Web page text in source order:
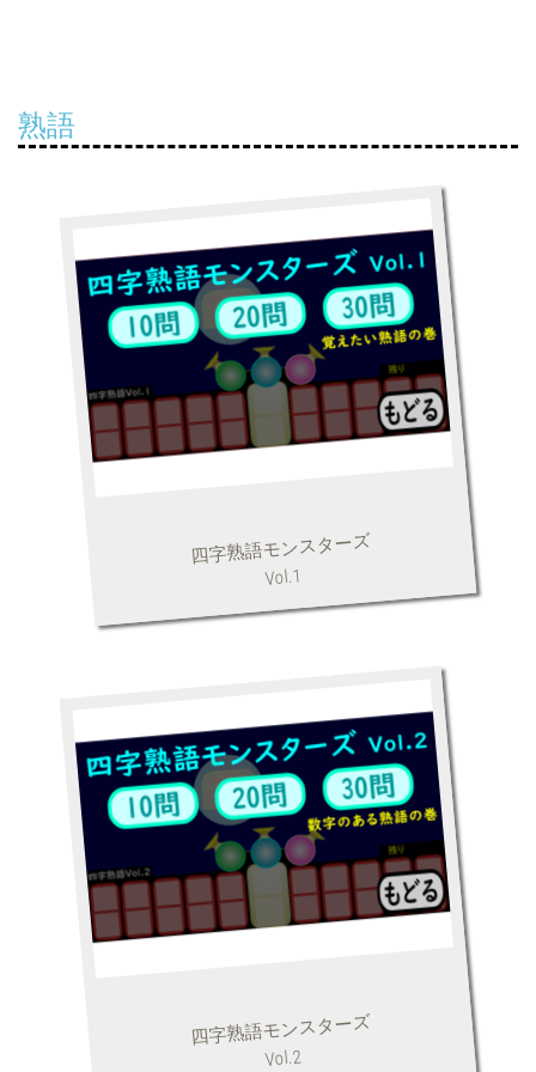
熟語
四字熟語モンスターズ
Vol.1
四字熟語モンスターズ
Vol.2